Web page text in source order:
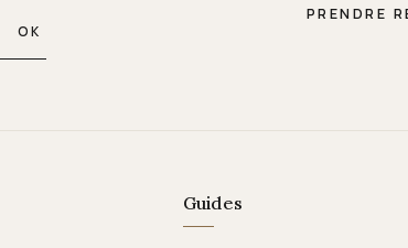
OK
PRENDRE
Guides